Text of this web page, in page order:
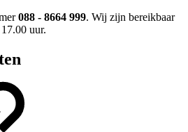
088 - 8664 999. Wij zijn bereikbaar
uur.